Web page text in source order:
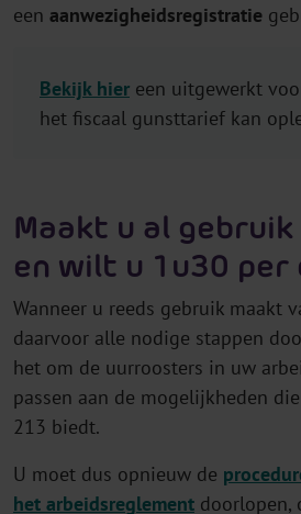
een aanwezigheidsregistratie
Bekijk hier een uitgewerkt
het fiscaal gunsttarief kan
Maakt u al gebruik
en wilt u 1u30 per
Wanneer u reeds gebruik maakt
daarvoor alle nodige stappen
het om de uurroosters in uw
passen aan de mogelijkheden
213 biedt.
U moet dus opnieuw de
het arbeidsreglement doorlopen,